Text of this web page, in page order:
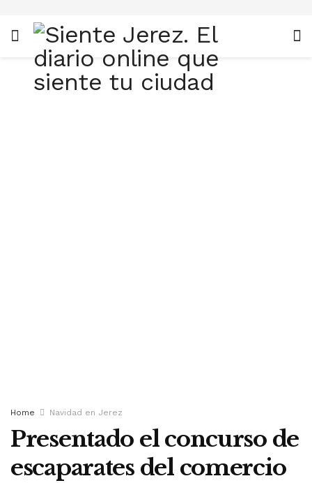
Home Navidad en Jerez
Presentado el concurso de
escaparates del comercio